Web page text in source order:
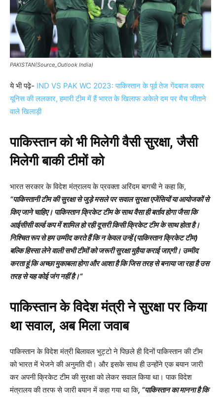
PAKISTAN(Source_Outlook India)
ये भी पढ़े- IND VS PAK WC 2023: पाकिस्तान के पूर्व तेज गेंदबाज वकार
यूनिस की ललकार, हमारी टीम में हैं भारत के खिलाफ अकेले दम पर मैच जीताने
वाले खिलाड़ी
पाकिस्तान को भी मिलेगी वैसी सुरक्षा, जैसी
मिलेगी बाकी टीमों को
भारत सरकार के विदेश मंत्रालय के प्रवक्ता अरिंदम बागची ने कहा कि,
“पाकिस्तानी टीम की सुरक्षा से जुड़े मसले पर सवाल सुरक्षा एजेंसियों या आयोजकों से
किए जाने चाहिए। पाकिस्तान क्रिकेट टीम के साथ वैसा ही बर्ताव होगा जैसा कि
आईसीसी वर्ल्ड कप में शामिल हो रही दूसरी किसी क्रिकेट टीम के साथ होता है।
निश्चित रूप से हम उम्मीद करते हैं कि न केवल उन्हें (पाकिस्तान क्रिकेट टीम)
बल्कि हिस्सा लेने वाली सभी टीमों को जरूरी सुरक्षा मुहैया कराई जाएगी। उम्मीद
करता हूं कि अच्छा मुकाबला होगा और आशा है कि जिस तरह से बनाया जा रहा है उस
तरह से यह कोई जंग नहीं है।“
पाकिस्तान के विदेश मंत्री ने सुरक्षा पर किया
था सवाल, अब मिला जवाब
पाकिस्तान के विदेश मंत्री बिलावल भुट्टो ने पिछले ही दिनों पाकिस्तान की टीम
को भारत में भेजने की अनुमति दी। और इसके साथ ही उन्होंने एक बयान जारी
कर अपनी क्रिकेट टीम की सुरक्षा को लेकर सवाल किया था। पाक विदेश
मंत्रालय की तरफ से जारी बयान में कहा गया था कि, “पाकिस्तान का मानना है कि